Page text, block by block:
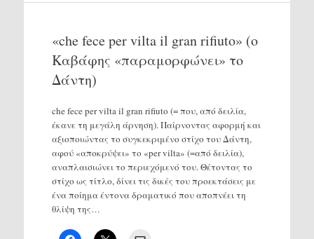
«che fece per vilta il gran rifiuto» (ο
Καβάφης «παραμορφώνει» το
Δάντη)
che fece per vilta il gran rifiuto (= που, από δειλία,
έκανε τη μεγάλη άρνηση). Παίρνοντας αφορμή και
αξιοποιώντας το συγκεκριμένο στίχο του Δάντη,
αφού «αποκρύψει» το «per vilta» (=από δειλία),
αναπλαισιώνει το περιεχόμενό του. Θέτοντας το
στίχο ως τίτλο, δίνει τις δικές του προεκτάσεις με
ένα ποίημα έντονα δραματικό που αποπνέει τη
θλίψη της…